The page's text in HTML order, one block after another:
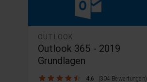
OUTLOOK
Outlook 365 - 2019
Grundlagen
4.6 / 5 4.6 (304 Bewertungen)